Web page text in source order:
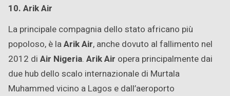
10. Arik Air
La principale compagnia dello stato africano più
popoloso, è laArik Air, anche dovuto al fallimento nel
2012 di Air Nigeria. Arik Air opera principalmente dai
due hub dello scalo internazionale di Murtala
Muhammed vicino a Lagos e dall’aeroporto